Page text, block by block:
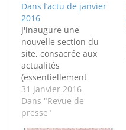
Dans l’actu de janvier
2016
J'inaugure une
nouvelle section du
site, consacrée aux
actualités
(essentiellement
scientifiques et
médicales, mais pas
exclusivement) d'indice
31 janvier 2016
Dans "Revue de
presse"